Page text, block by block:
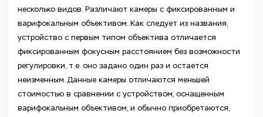
несколько видов. Различают камеры с фиксированным и
варифокальным объективом. Как следует из названия,
устройство с первым типом объектива отличается
фиксированным фокусным расстоянием без возможности
регулировки, т.е. оно задано один раз и остается
неизменным. Данные камеры отличаются меньшей
стоимостью в сравнении с устройством, оснащенным
варифокальным объективом, и обычно приобретаются,